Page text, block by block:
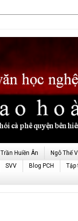
Trần Huiền Ân Ngô Thế
SVV Blog PCH Tập